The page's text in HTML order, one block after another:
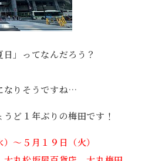
」ってなんだろう？
なりそうですね…
ど１年ぶりの梅田です！
～５月１９日（火）